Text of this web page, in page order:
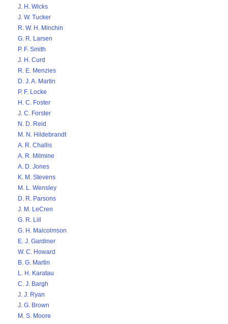
J. H. Wicks
J. W. Tucker
R. W. H. Minchin
G. R. Larsen
P. F. Smith
J. H. Curd
R. E. Menzies
D. J. A. Martin
P. F. Locke
H. C. Foster
J. C. Forster
N. D. Reid
M. N. Hildebrandt
A. R. Challis
A. R. Milmine
A. D. Jones
K. M. Stevens
M. L. Wensley
D. R. Parsons
J. M. LeCren
G. R. Lill
G. H. Malcolmson
E. J. Gardiner
W. C. Howard
B. G. Martin
L. H. Karatau
C. J. Bargh
J. J. Ryan
J. G. Brown
M. S. Moore